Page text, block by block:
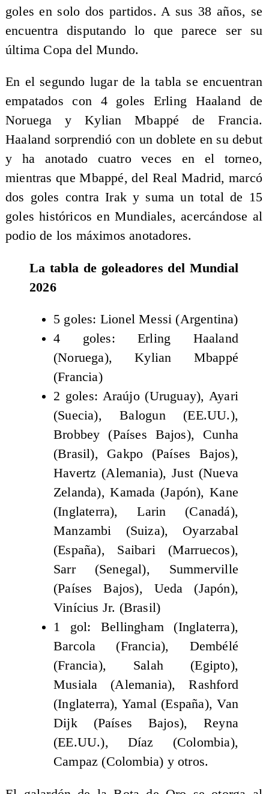
goles en solo dos partidos. A sus 38 años, se
encuentra disputando lo que parece ser su
última Copa del Mundo.
En el segundo lugar de la tabla se encuentran
empatados con 4 goles Erling Haaland de
Noruega y Kylian Mbappé de Francia.
Haaland sorprendió con un doblete en su debut
y ha anotado cuatro veces en el torneo,
mientras que Mbappé, del Real Madrid, marcó
dos goles contra Irak y suma un total de 15
goles históricos en Mundiales, acercándose al
podio de los máximos anotadores.
La tabla de goleadores del Mundial
2026
5 goles: Lionel Messi (Argentina)
4 goles: Erling Haaland
(Noruega), Kylian Mbappé
(Francia)
2 goles: Araújo (Uruguay), Ayari
(Suecia), Balogun (EE.UU.),
Brobbey (Países Bajos), Cunha
(Brasil), Gakpo (Países Bajos),
Havertz (Alemania), Just (Nueva
Zelanda), Kamada (Japón), Kane
(Inglaterra), Larin (Canadá),
Manzambi (Suiza), Oyarzabal
(España), Saibari (Marruecos),
Sarr (Senegal), Summerville
(Países Bajos), Ueda (Japón),
Vinícius Jr. (Brasil)
1 gol: Bellingham (Inglaterra),
Barcola (Francia), Dembélé
(Francia), Salah (Egipto),
Musiala (Alemania), Rashford
(Inglaterra), Yamal (España), Van
Dijk (Países Bajos), Reyna
(EE.UU.), Díaz (Colombia),
Campaz (Colombia) y otros.